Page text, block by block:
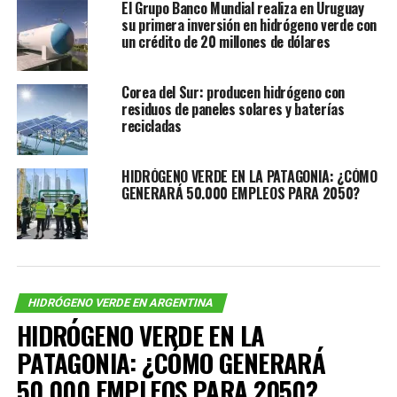
aun cuando no se pueden girar dividendos.
-¿En que se enfocarán tras la fusión de Faimali y
Viene muy ágil la transición y ya estamos trabajando en
los planes a futuro como desarrollar mercados y
aprovechar el volumen que tenemos juntos para
optimizar la producción. Estamos tratando de aumentar
uno de los negocios que es la producción kosher, que ya
teníamos en Faimali. Ahora, al tener más hacienda con
Estancias, clasificar mejor y mandar la que es más apta
para ese tipo de producción. Tratamos de aumentar el
llevarlo a 300 toneladas.
-¿Hay demanda local para esa producción kosher?
El grueso de esa demanda es de exportación pero
El Grupo Banco Mundial realiza en Uruguay
su primera inversión en hidrógeno verde con
un crédito de 20 millones de dólares
Corea del Sur: producen hidrógeno con
residuos de paneles solares y baterías
recicladas
HIDRÓGENO VERDE EN LA PATAGONIA: ¿CÓMO
GENERARÁ 50.000 EMPLEOS PARA 2050?
HIDRÓGENO VERDE EN ARGENTINA
HIDRÓGENO VERDE EN LA
PATAGONIA: ¿CÓMO GENERARÁ